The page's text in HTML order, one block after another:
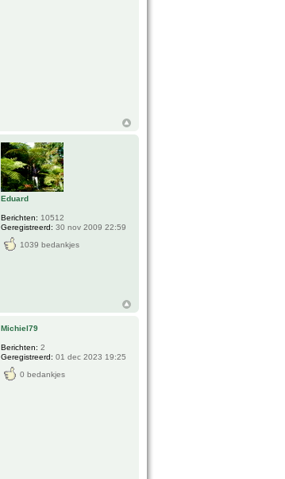
Eduard
Berichten: 10512
Geregistreerd: 30 nov 2009 22:59
1039 bedankjes
Michiel79
Berichten: 2
Geregistreerd: 01 dec 2023 19:25
0 bedankjes